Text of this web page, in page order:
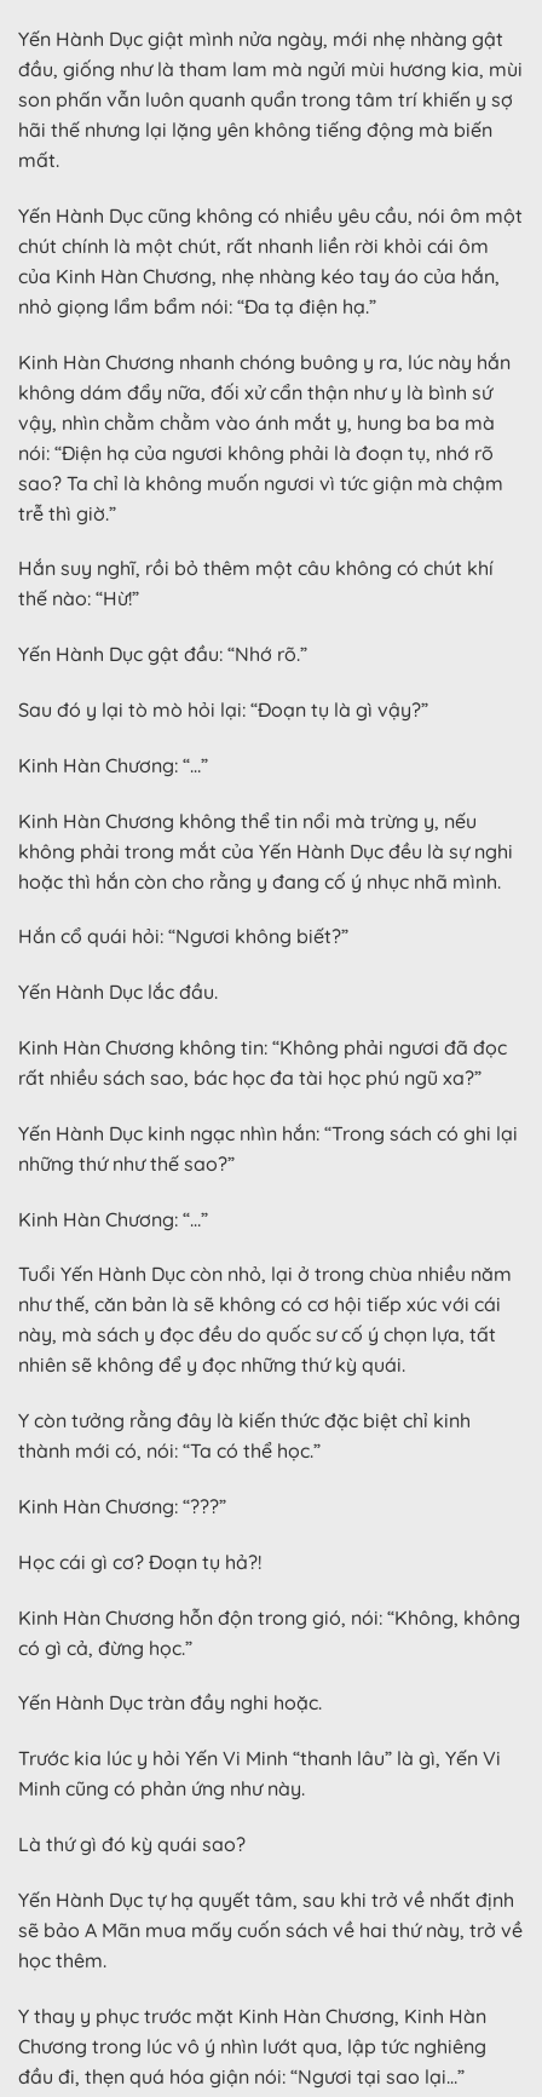
Yến Hành Dục giật mình nửa ngày, mới nhẹ nhàng gật
đầu, giống như là tham lam mà ngửi mùi hương kia, mùi
son phấn vẫn luôn quanh quẩn trong tâm trí khiến y sợ
hãi thế nhưng lại lặng yên không tiếng động mà biến
mất.
Yến Hành Dục cũng không có nhiều yêu cầu, nói ôm một
chút chính là một chút, rất nhanh liền rời khỏi cái ôm
của Kinh Hàn Chương, nhẹ nhàng kéo tay áo của hắn,
nhỏ giọng lẩm bẩm nói: “Đa tạ điện hạ.”
Kinh Hàn Chương nhanh chóng buông y ra, lúc này hắn
không dám đẩy nữa, đối xử cẩn thận như y là bình sứ
vậy, nhìn chằm chằm vào ánh mắt y, hung ba ba mà
nói: “Điện hạ của ngươi không phải là đoạn tụ, nhớ rõ
sao? Ta chỉ là không muốn ngươi vì tức giận mà chậm
trễ thì giờ.”
Hắn suy nghĩ, rồi bỏ thêm một câu không có chút khí
thế nào: “Hừ!”
Yến Hành Dục gật đầu: “Nhớ rõ.”
Sau đó y lại tò mò hỏi lại: “Đoạn tụ là gì vậy?”
Kinh Hàn Chương: “…”
Kinh Hàn Chương không thể tin nổi mà trừng y, nếu
không phải trong mắt của Yến Hành Dục đều là sự nghi
hoặc thì hắn còn cho rằng y đang cố ý nhục nhã mình.
Hắn cổ quái hỏi: “Ngươi không biết?”
Yến Hành Dục lắc đầu.
Kinh Hàn Chương không tin: “Không phải ngươi đã đọc
rất nhiều sách sao, bác học đa tài học phú ngũ xa?”
Yến Hành Dục kinh ngạc nhìn hắn: “Trong sách có ghi lại
những thứ như thế sao?”
Kinh Hàn Chương: “…”
Tuổi Yến Hành Dục còn nhỏ, lại ở trong chùa nhiều năm
như thế, căn bản là sẽ không có cơ hội tiếp xúc với cái
này, mà sách y đọc đều do quốc sư cố ý chọn lựa, tất
nhiên sẽ không để y đọc những thứ kỳ quái.
Y còn tưởng rằng đây là kiến thức đặc biệt chỉ kinh
thành mới có, nói: “Ta có thể học.”
Kinh Hàn Chương: “???”
Học cái gì cơ? Đoạn tụ hả?!
Kinh Hàn Chương hỗn độn trong gió, nói: “Không, không
có gì cả, đừng học.”
Yến Hành Dục tràn đầy nghi hoặc.
Trước kia lúc y hỏi Yến Vi Minh “thanh lâu” là gì, Yến Vi
Minh cũng có phản ứng như này.
Là thứ gì đó kỳ quái sao?
Yến Hành Dục tự hạ quyết tâm, sau khi trở về nhất định
sẽ bảo A Mãn mua mấy cuốn sách về hai thứ này, trở về
học thêm.
Y thay y phục trước mặt Kinh Hàn Chương, Kinh Hàn
Chương trong lúc vô ý nhìn lướt qua, lập tức nghiêng
đầu đi, thẹn quá hóa giận nói: “Ngươi tại sao lại…”